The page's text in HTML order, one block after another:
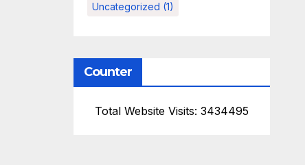
Uncategorized (1)
Counter
Total Website Visits: 3434495